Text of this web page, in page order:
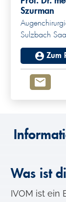
Szurman
Sulzbach
Zum
Was ist
IVOM ist ein